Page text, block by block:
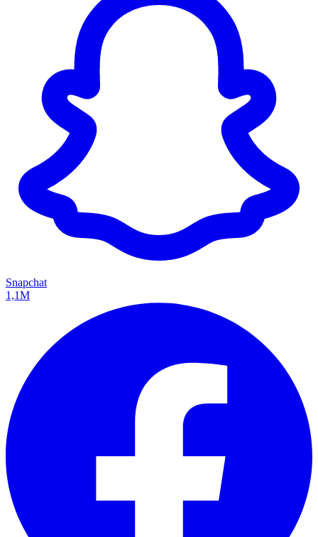
Snapchat
1,1M